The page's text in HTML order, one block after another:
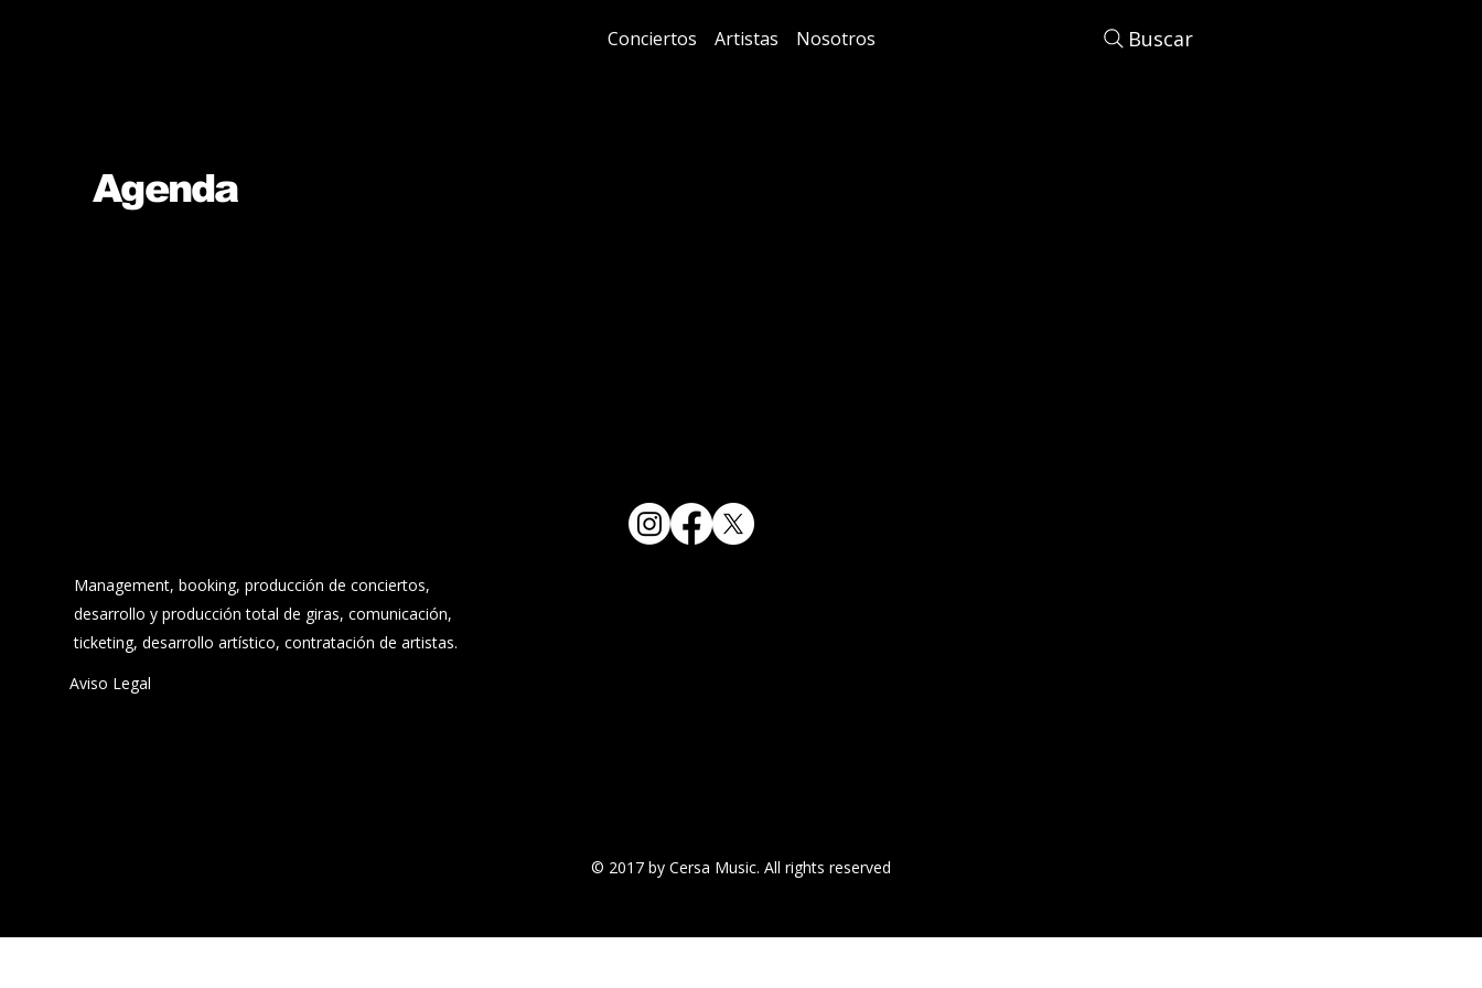
Conciertos Artistas Nosotros Buscar
Agenda
Management, booking, producción de conciertos,
desarrollo y producción total de giras, comunicación,
ticketing, desarrollo artístico, contratación de artistas.
Aviso Legal
© 2017 by Cersa Music. All rights reserved